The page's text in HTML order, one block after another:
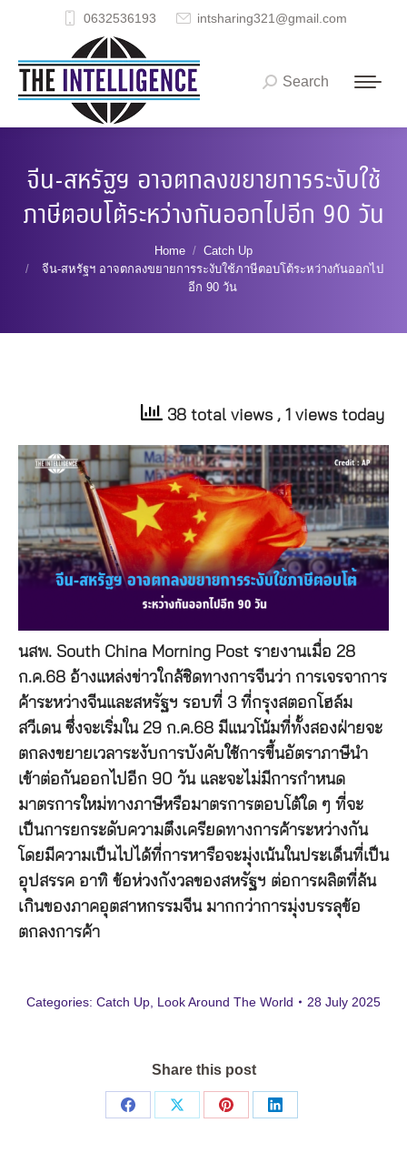
0632536193 intsharing321@gmail.com
Search:
Search
จีน-สหรัฐฯ อาจตกลงขยายการระงับใช้
ภาษีตอบโต้ระหว่างกันออกไปอีก 90 วัน
Home
Catch Up
จีน-สหรัฐฯ อาจตกลงขยายการระงับใช้ภาษีตอบโต้ระหว่างกันออกไป
อีก 90 วัน
38 total views , 1 views today
นสพ. South China Morning Post รายงานเมื่อ 28
ก.ค.68 อ้างแหล่งข่าวใกล้ชิดทางการจีนว่า การเจรจาการ
ค้าระหว่างจีนและสหรัฐฯ รอบที่ 3 ที่กรุงสตอกโฮล์ม
สวีเดน ซึ่งจะเริ่มใน 29 ก.ค.68 มีแนวโน้มที่ทั้งสองฝ่ายจะ
ตกลงขยายเวลาระงับการบังคับใช้การขึ้นอัตราภาษีนำ
เข้าต่อกันออกไปอีก 90 วัน และจะไม่มีการกำหนด
มาตรการใหม่ทางภาษีหรือมาตรการตอบโต้ใด ๆ ที่จะ
เป็นการยกระดับความตึงเครียดทางการค้าระหว่างกัน
โดยมีความเป็นไปได้ที่การหารือจะมุ่งเน้นในประเด็นที่เป็น
อุปสรรค อาทิ ข้อห่วงกังวลของสหรัฐฯ ต่อการผลิตที่ล้น
เกินของภาคอุตสาหกรรมจีน มากกว่าการมุ่งบรรลุข้อ
ตกลงการค้า
Categories: Catch Up Look Around The World 28 July 2025
Share this post
Share
Share
Share
Share